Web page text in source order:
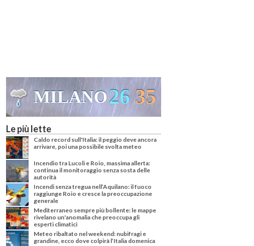
MILANO26 35
Le più lette
Caldo record sull'Italia: il peggio deve ancora
arrivare, poi una possibile svolta meteo
Incendio tra Lucoli e Roio, massima allerta:
continua il monitoraggio senza sosta delle
autorità
Incendi senza tregua nell’Aquilano: il fuoco
raggiunge Roio e cresce la preoccupazione
generale
Mediterraneo sempre più bollente: le mappe
rivelano un'anomalia che preoccupa gli
esperti climatici
Meteo ribaltato nel weekend: nubifragi e
grandine, ecco dove colpirà l’Italia domenica